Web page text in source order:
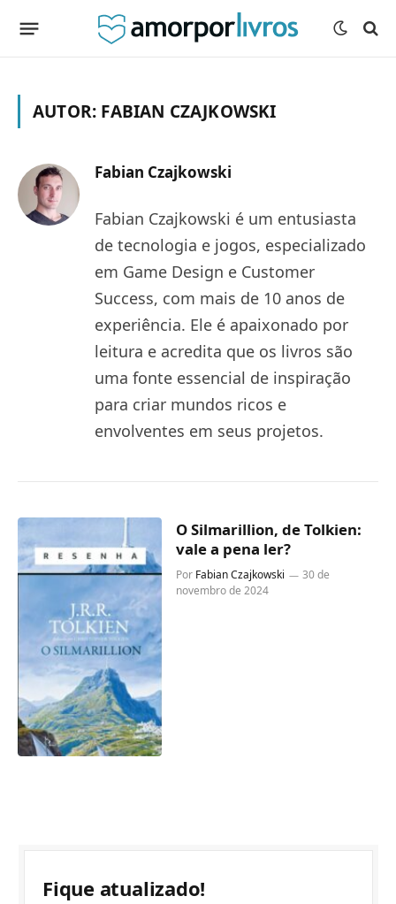
AUTOR: FABIAN CZAJKOWSKI
Fabian Czajkowski
Fabian Czajkowski é um entusiasta
de tecnologia e jogos, especializado
em Game Design e Customer
Success, com mais de 10 anos de
experiência. Ele é apaixonado por
leitura e acredita que os livros são
uma fonte essencial de inspiração
para criar mundos ricos e
envolventes em seus projetos.
O Silmarillion, de Tolkien:
vale a pena ler?
Por Fabian Czajkowski
30 de
novembro de 2024
Fique atualizado!